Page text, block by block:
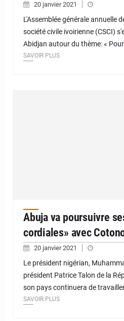
20 janvier 2021
L'Assemblée générale annuelle
société civile ivoirienne (CSCI)
Abidjan autour du thème: «
SAVOIR PLUS
Abuja va poursuivre
cordiales» avec
20 janvier 2021
Le président nigérian,
président Patrice Talon de la
son pays continuera de
SAVOIR PLUS